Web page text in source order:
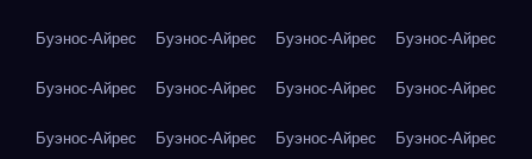
Буэнос-Айрес Буэнос-Айрес Буэнос-Айрес Буэнос-Айрес
Буэнос-Айрес Буэнос-Айрес Буэнос-Айрес Буэнос-Айрес
Буэнос-Айрес Буэнос-Айрес Буэнос-Айрес Буэнос-Айрес